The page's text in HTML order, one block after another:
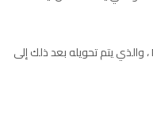
تشير الأدلة إلى أن الجسم يحول NR إلى NMN ، والذي يتم تحويله بعد ذلك إلى